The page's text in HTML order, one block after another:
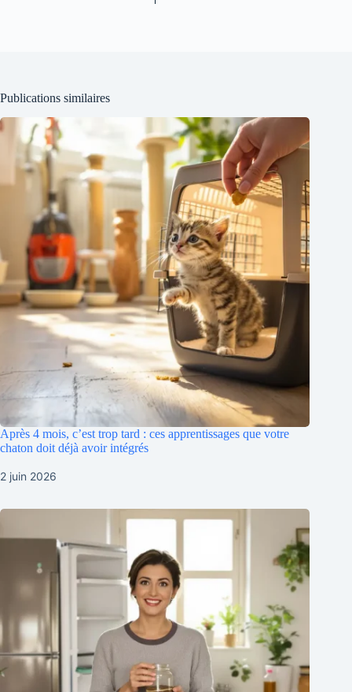
Publications similaires
Après 4 mois, c’est trop tard : ces apprentissages que votre
chaton doit déjà avoir intégrés
2 juin 2026